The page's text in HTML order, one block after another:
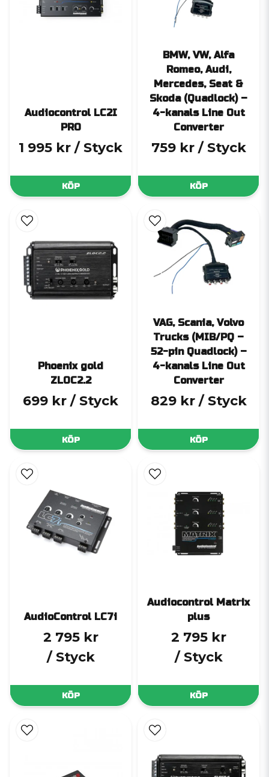
Audiocontrol LC2I
PRO
1 995 kr / Styck
KÖP
BMW, VW, Alfa
Romeo, Audi,
Mercedes, Seat &
Skoda (Quadlock) –
4-kanals Line Out
Converter
759 kr / Styck
KÖP
Phoenix gold
ZLOC2.2
699 kr / Styck
KÖP
VAG, Scania, Volvo
Trucks (MIB/PQ –
52-pin Quadlock) –
4-kanals Line Out
Converter
829 kr / Styck
KÖP
AudioControl LC7i
2 795 kr
/ Styck
KÖP
Audiocontrol Matrix
plus
2 795 kr
/ Styck
KÖP